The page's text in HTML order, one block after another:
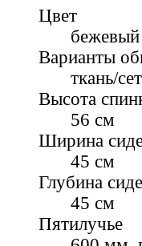
Цвет
бежевый
Варианты
ткань/
Высота
56 см
Ширина
45 см
Глубина
45 см
Пятилучье